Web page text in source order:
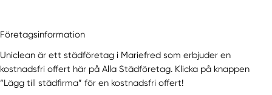
Företagsinformation
Uniclean är ett städföretag i Mariefred som erbjuder en
kostnadsfri offert här på Alla Städföretag. Klicka på knappen
“Lägg till städfirma” för en kostnadsfri offert!